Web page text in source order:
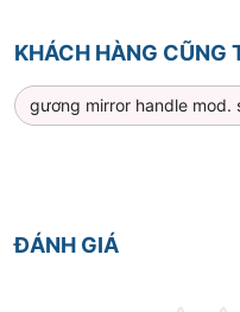
KHÁCH HÀNG CŨNG
gương mirror handle mod.
ĐÁNH GIÁ